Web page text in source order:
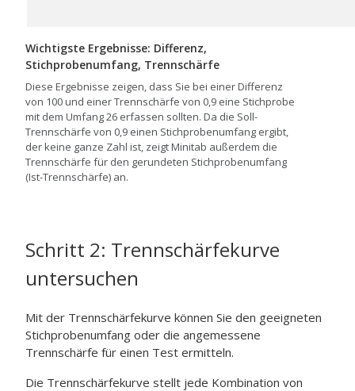
Wichtigste Ergebnisse: Differenz,
Stichprobenumfang, Trennschärfe
Diese Ergebnisse zeigen, dass Sie bei einer Differenz
von 100 und einer Trennschärfe von 0,9 eine Stichprobe
mit dem Umfang 26 erfassen sollten. Da die Soll-
Trennschärfe von 0,9 einen Stichprobenumfang ergibt,
der keine ganze Zahl ist, zeigt Minitab außerdem die
Trennschärfe für den gerundeten Stichprobenumfang
(Ist-Trennschärfe) an.
Schritt 2: Trennschärfekurve
untersuchen
Mit der Trennschärfekurve können Sie den geeigneten
Stichprobenumfang oder die angemessene
Trennschärfe für einen Test ermitteln.
Die Trennschärfekurve stellt jede Kombination von